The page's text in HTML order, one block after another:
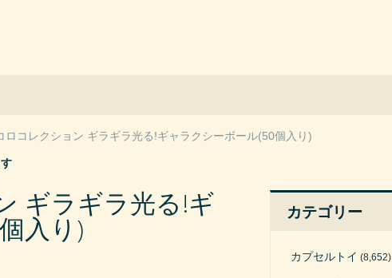
ロコレクション ギラギラ光る!ギャラクシーボール(50個入り)
ギラギラ光る!ギ
入り) カテゴリー
カプセルトイ (8,652)